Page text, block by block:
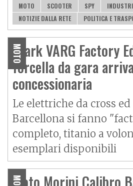
MOTO SCOOTER SPY
NOTIZIE DALLA RETE
POLITICA E
MOTO
Stark VARG Factory
forcella da gara
concessionaria
Le elettriche da cross
Barcellona si fanno
completo, titanio a
esemplari disponibili
Moto Morini Calibro